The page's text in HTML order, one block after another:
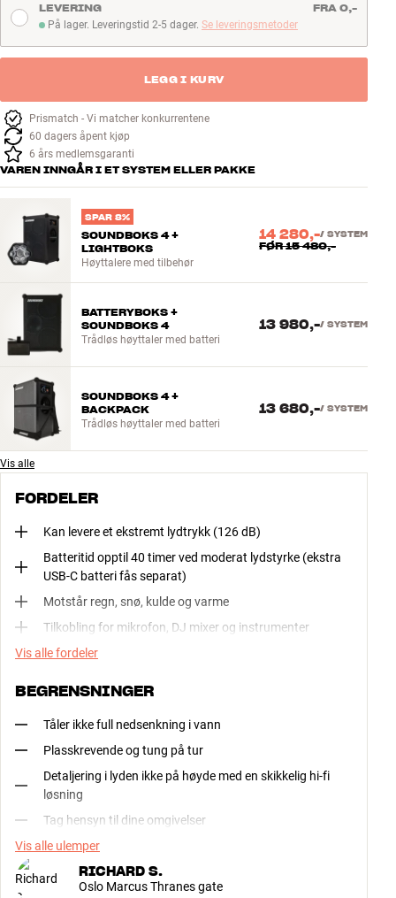
På lager. Leveringstid 2-5 dager
På lager. Leveringstid 2-5 dager. Se leveringsmetoder
LEVERING FRA 0,-
LEGG I KURV
Prismatch - Vi matcher konkurrentene
60 dagers åpent kjøp
6 års medlemsgaranti
VAREN INNGÅR I ET SYSTEM ELLER PAKKE
SPAR 8%
SOUNDBOKS 4 +
LIGHTBOKS
Høyttalere med tilbehør
14 280,-/ SYSTEM
FØR15 480,-
BATTERYBOKS +
SOUNDBOKS 4
Trådløs høyttaler med batteri
13 980,-/ SYSTEM
SOUNDBOKS 4 +
BACKPACK
Trådløs høyttaler med batteri
13 680,-/ SYSTEM
Vis alle
FORDELER
Kan levere et ekstremt lydtrykk (126 dB)
Batteritid opptil 40 timer ved moderat lydstyrke (ekstra
USB-C batteri fås separat)
Motstår regn, snø, kulde og varme
Tilkobling for mikrofon, DJ mixer og instrumenter
Vis alle fordeler
BEGRENSNINGER
Tåler ikke full nedsenkning i vann
Plasskrevende og tung på tur
Detaljering i lyden ikke på høyde med en skikkelig hi-fi
løsning
Tag hensyn til dine omgivelser
Vis alle ulemper
RICHARD S.
Oslo Marcus Thranes gate